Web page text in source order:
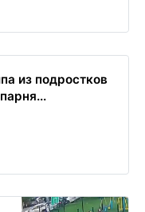
из подростков